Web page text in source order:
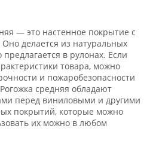
— это настенное покрытие с
делается из натуральных
в рулонах. Если
товара, можно
и пожаробезопасности
средняя обладают
перед виниловыми и другими
покрытий, которые можно
их можно в любом